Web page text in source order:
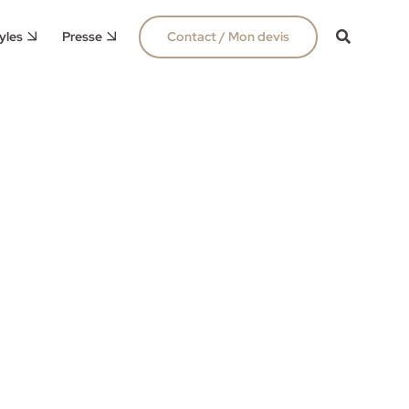
Presse Contact / Mon devis